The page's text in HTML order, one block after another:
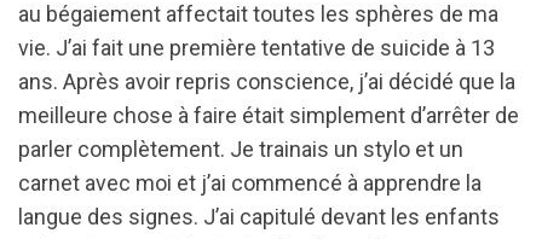
au bégaiement affectait toutes les sphères de ma
vie. J’ai fait une première tentative de suicide à 13
ans. Après avoir repris conscience, j’ai décidé que la
meilleure chose à faire était simplement d’arrêter de
parler complètement. Je trainais un stylo et un
carnet avec moi et j’ai commencé à apprendre la
langue des signes. J’ai capitulé devant les enfants